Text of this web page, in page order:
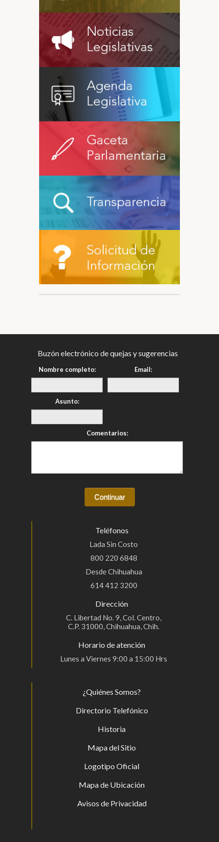
Buzón electrónico de quejas y sugerencias
Nombre completo: Email:
Asunto:
Comentarios:
Teléfonos
Lada Sin Costo
800 220 6848
Desde Chihuahua
614 412 3200
Dirección
C. Libertad No. 9, Col. Centro,
C.P. 31000, Chihuahua, Chih.
Horario de atención
Lunes a Viernes 9:00 a 15:00 Hrs
¿Quiénes Somos?
Directorio Telefónico
Historia
Mapa del Sitio
Logotipo Oficial
Mapa de Ubicación
Avisos de Privacidad